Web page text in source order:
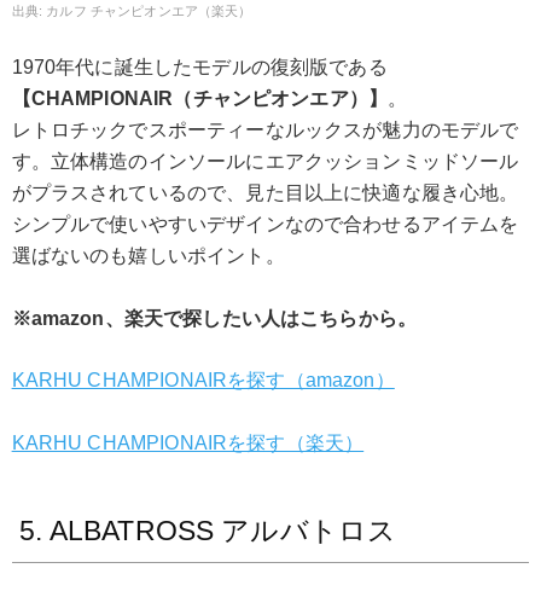
カルフ チャンピオンエア（楽天）
1970年代に誕生したモデルの復刻版である
【CHAMPIONAIR（チャンピオンエア）】
。
レトロチックでスポーティーなルックスが魅力のモデルで
す。立体構造のインソールにエアクッションミッドソール
がプラスされているので、見た目以上に快適な履き心地。
シンプルで使いやすいデザインなので合わせるアイテムを
選ばないのも嬉しいポイント。
※amazon、楽天で探したい人はこちらから。
KARHU CHAMPIONAIRを探す（amazon）
KARHU CHAMPIONAIRを探す（楽天）
5. ALBATROSS アルバトロス